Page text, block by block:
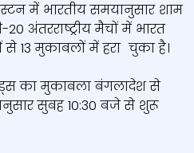
में भारतीय समयानुसार शाम
अंतरराष्‍ट्रीय मैचों में भारत
13 मुकाबलों में हरा चुका है।
का मुकाबला बंगलादेश से
सुबह 10:30 बजे से शुरू